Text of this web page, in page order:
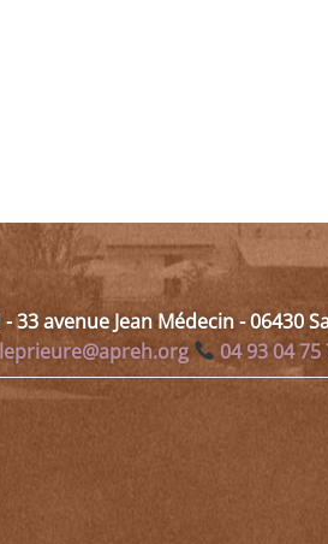
33 avenue Jean Médecin - 06430
04 93 04 75